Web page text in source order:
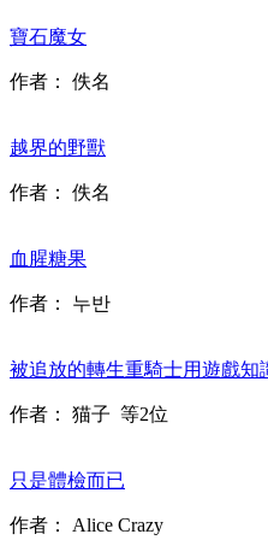
寶石魔女
作者： 佚名
越界的野獸
作者： 佚名
血腥糖果
作者： 누반
被追放的轉生重騎士用遊戲知
作者： 猫子 等2位
只是體檢而已
作者： Alice Crazy